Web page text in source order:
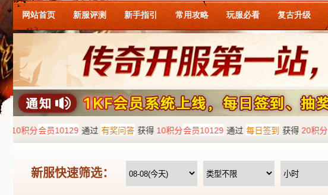
网站首页 新服评测 新手指引 常用攻略 玩服必看 复古升级